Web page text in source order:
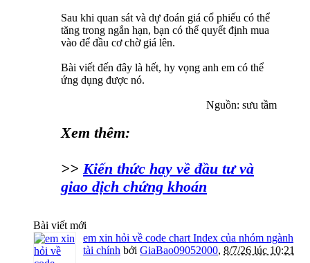
Sau khi quan sát và dự đoán giá cổ phiếu có thể
tăng trong ngắn hạn, bạn có thể quyết định mua
vào để đầu cơ chờ giá lên.
Bài viết đến đây là hết, hy vọng anh em có thể
ứng dụng được nó.
Nguồn: sưu tầm​
Xem thêm:
>> Kiến thức hay về đầu tư và
giao dịch chứng khoán
Bài viết mới
em xin hỏi về code chart Index của nhóm ngành
tài chính bởi GiaBao09052000, 8/7/26 lúc 10:21